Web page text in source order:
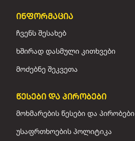
ინფორმაცია
ჩვენს შესახებ
ხშირად დასმული კითხვები
მოძებნე შეკვეთა
წესები და პირობები
მოხმარების წესები და პირობები
უსაფრთხოების პოლიტიკა